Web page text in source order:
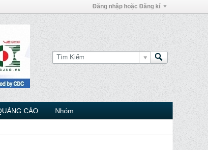
Đăng nhập hoặc Đăng kí
CÁO Nhóm